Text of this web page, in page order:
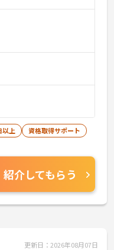
以上
資格取得サポート
紹介してもらう
更新日：2026年08月07日